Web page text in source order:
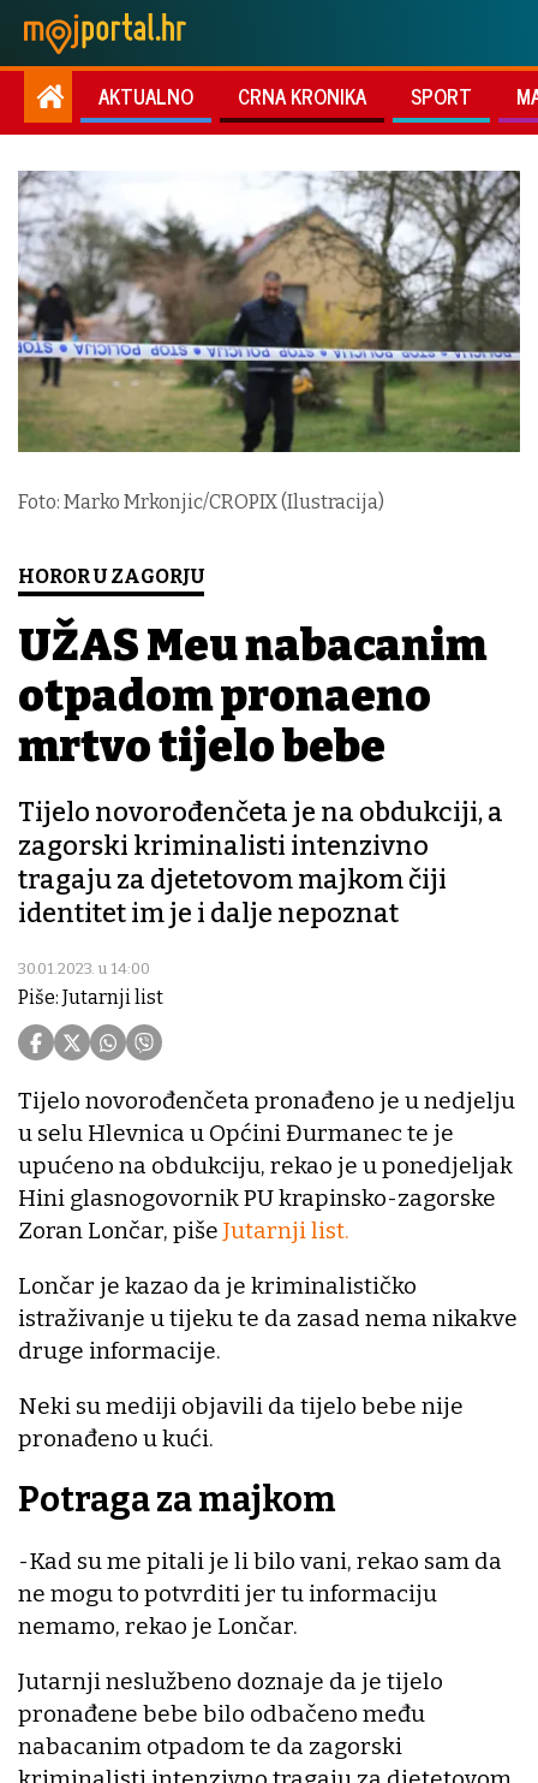
AKTUALNO CRNA KRONIKA SPORT
Foto: Marko Mrkonjic/CROPIX (Ilustracija)
HOROR U ZAGORJU
UŽAS Među nabacanim
otpadom pronađeno
mrtvo tijelo bebe
Tijelo novorođenčeta je na obdukciji, a
zagorski kriminalisti intenzivno
tragaju za djetetovom majkom čiji
identitet im je i dalje nepoznat
30.01.2023. u 14:00
Piše: Jutarnji list
Tijelo novorođenčeta pronađeno je u nedjelju
u selu Hlevnica u Općini Đurmanec te je
upućeno na obdukciju, rekao je u ponedjeljak
Hini glasnogovornik PU krapinsko-zagorske
Zoran Lončar, piše Jutarnji list.
Lončar je kazao da je kriminalističko
istraživanje u tijeku te da zasad nema nikakve
druge informacije.
Neki su mediji objavili da tijelo bebe nije
pronađeno u kući.
Potraga za majkom
-Kad su me pitali je li bilo vani, rekao sam da
ne mogu to potvrditi jer tu informaciju
nemamo, rekao je Lončar.
Jutarnji neslužbeno doznaje da je tijelo
pronađene bebe bilo odbačeno među
nabacanim otpadom te da zagorski